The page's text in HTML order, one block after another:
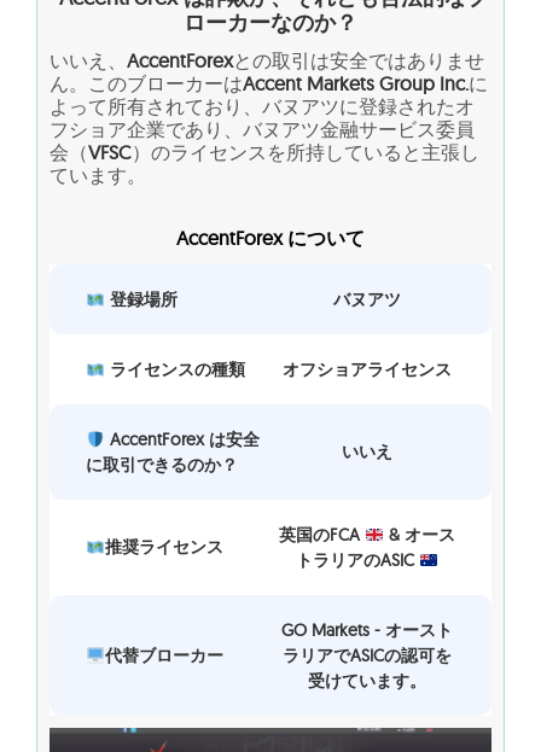
ローカーなのか？
いいえ、 AccentForexとの取引は安全ではありませ
ん。このブローカーはAccent Markets Group Inc.に
よって所有されており、バヌアツに登録されたオ
フショア企業であり、バヌアツ金融サービス委員
会（VFSC）のライセンスを所持していると主張し
ています。
AccentForex について
登録場所 バヌアツ
ライセンスの種類 オフショアライセンス
AccentForex は安全
に取引できるのか？
いいえ
推奨ライセンス
英国のFCA
& オース
トラリアのASIC
代替ブローカー
GO Markets - オースト
ラリアでASICの認可を
受けています。